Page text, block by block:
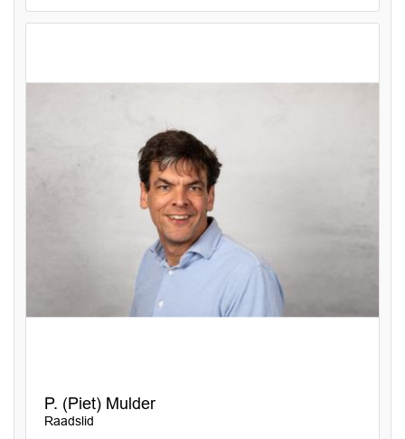
P. (Piet) Mulder
Raadslid